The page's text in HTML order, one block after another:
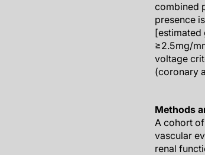
combined
presence
[estimated
≥2.5 mg/
voltage
(coronary
Methods
A cohort
vascular
renal